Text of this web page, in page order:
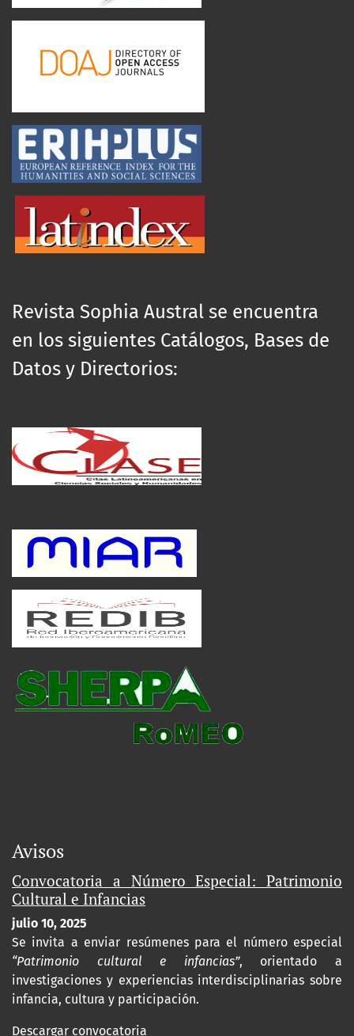
Revista Sophia Austral se encuentra
en los siguientes Catálogos, Bases de
Datos y Directorios:
Avisos
Convocatoria a Número Especial: Patrimonio
Cultural e Infancias
julio 10, 2025
Se invita a enviar resúmenes para el número especial
“Patrimonio cultural e infancias”, orientado a
investigaciones y experiencias interdisciplinarias sobre
infancia, cultura y participación.
Descargar convocatoria